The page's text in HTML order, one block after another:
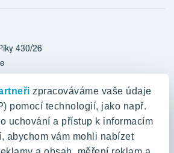
zpracováváme vaše údaje
pomocí technologií, jako např.
uchování a přístup k informacím
abychom vám mohli nabízet
430/26